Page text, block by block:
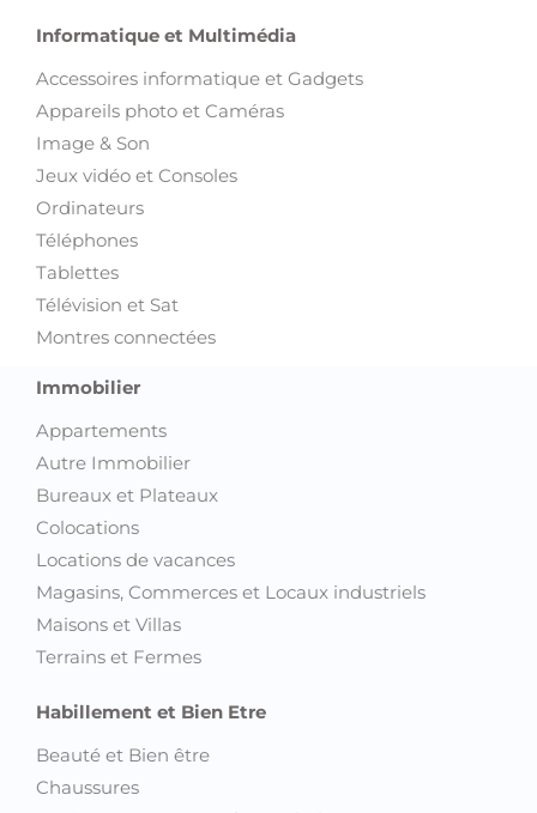
Informatique et Multimédia
Accessoires informatique et Gadgets
Appareils photo et Caméras
Image & Son
Jeux vidéo et Consoles
Ordinateurs
Téléphones
Tablettes
Télévision et Sat
Montres connectées
Immobilier
Appartements
Autre Immobilier
Bureaux et Plateaux
Colocations
Locations de vacances
Magasins, Commerces et Locaux industriels
Maisons et Villas
Terrains et Fermes
Habillement et Bien Etre
Beauté et Bien être
Chaussures